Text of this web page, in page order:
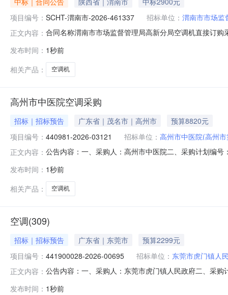
项目编号： SCHT-渭南市-2026-461337 招标单位： 渭南市市场监
正文内容： 合同名称渭南市市场监督管理局高新分局空调机直接订
人民共和国政府采购法实施条例》的要求由采购人发布
发布时间： 1秒前
相关产品：
空调机
高州市中医院空调采购
招标｜招标预告 广东省｜茂名市｜高州市
预算8820元
项目编号： 440981-2026-03121 招标单位： 高州市中医院(高州
正文内容： 公告内容：一、采购人：高州市中医院二、采购计划编
发布时间： 1秒前
相关产品：
空调机
空调(309)
招标｜招标预告 广东省｜东莞市
预算2299元
项目编号： 441900028-2026-00695 招标单位： 东莞市虎门镇人
正文内容： 公告内容：一、采购人：东莞市虎门镇人民政府二、采
发布时间： 1秒前